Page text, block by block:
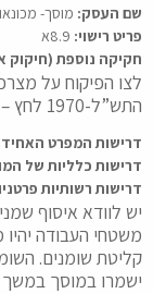
שם העסק: מוסך-
פריט רישוי: 8.9א
חקיקה נוספת (חיקוק
לצו הפיקוח על
התש”ל-1970 לחץ –
דרישות המפרט
דרישות כלליות של
דרישות רשותיות
יש לוודא איסוף
משטחי העבודה יהיו
קליטת שומנים.
ישמרו במוסך במשך 3 שנים.